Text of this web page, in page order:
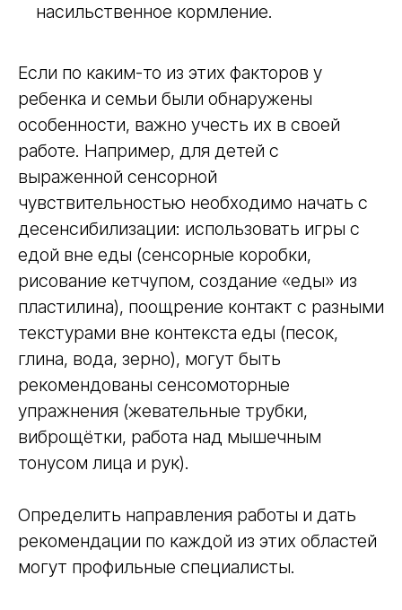
насильственное кормление.
Если по каким-то из этих факторов у
ребенка и семьи были обнаружены
особенности, важно учесть их в своей
работе. Например, для детей с
выраженной сенсорной
чувствительностью необходимо начать с
десенсибилизации: использовать игры с
едой вне еды (сенсорные коробки,
рисование кетчупом, создание «еды» из
пластилина), поощрение контакт с разными
текстурами вне контекста еды (песок,
глина, вода, зерно), могут быть
рекомендованы сенсомоторные
упражнения (жевательные трубки,
виброщётки, работа над мышечным
тонусом лица и рук).
Определить направления работы и дать
рекомендации по каждой из этих областей
могут профильные специалисты.